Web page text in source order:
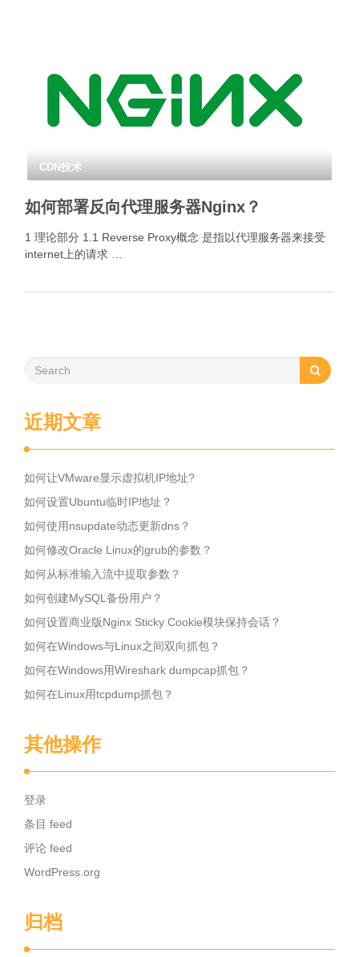
CDN技术
如何部署反向代理服务器Nginx？
1 理论部分 1.1 Reverse Proxy概念 是指以代理服务器来接受
internet上的请求 …
近期文章
如何让VMware显示虚拟机IP地址?
如何设置Ubuntu临时IP地址？
如何使用nsupdate动态更新dns？
如何修改Oracle Linux的grub的参数？
如何从标准输入流中提取参数？
如何创建MySQL备份用户？
如何设置商业版Nginx Sticky Cookie模块保持会话？
如何在Windows与Linux之间双向抓包？
如何在Windows用Wireshark dumpcap抓包？
如何在Linux用tcpdump抓包？
其他操作
登录
条目 feed
评论 feed
WordPress.org
归档